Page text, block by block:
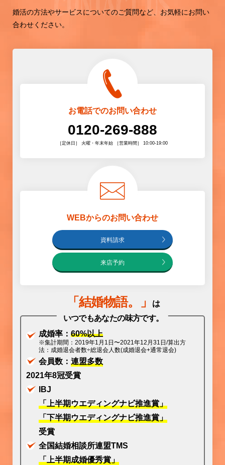
婚活の方法やサービスについてのご質問など、お気軽にお問い
合わせください。
お電話でのお問い合わせ
0120-269-888
［定休日］ 火曜・年末年始 ［営業時間］ 10:00-19:00
WEBからのお問い合わせ
資料請求
来店予約
「 結婚物語。」
は
いつでもあなたの味方です。
成婚率： 60%以上
※集計期間：2019年1月1日〜2021年12月31日/算出方
法：成婚退会者数÷総退会人数(成婚退会+通常退会)
会員数： 連盟多数
2021年8冠受賞
IBJ
「上半期ウエディングナビ推進賞」
「下半期ウエディングナビ推進賞」
受賞
全国結婚相談所連盟TMS
「上半期成婚優秀賞」